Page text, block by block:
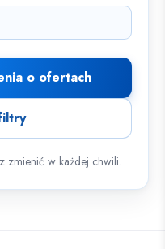
o ofertach
zmienić w każdej chwili.